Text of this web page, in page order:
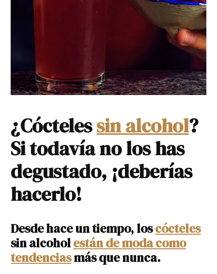
¿Cóctelessin alcohol?
Si todavía no los has
degustado, ¡deberías
hacerlo!
Desde hace un tiempo, loscócteles
sin alcoholestán de moda como
tendenciasmás que nunca.